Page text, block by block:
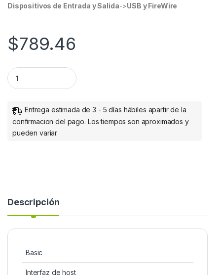
Dispositivos de Entrada y Salida->USB y FireWire
$789.46
TARJETA RED GB USB V3.0 + HUB 3 PTOS MH quantity
Entrega estimada de 3 - 5 días hábiles apartir de la
confirmacion del pago. Los tiempos son aproximados y
pueden variar
Descripción
Basic
Interfaz de host